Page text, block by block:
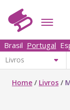
Brasil Portugal
Home / Livros /